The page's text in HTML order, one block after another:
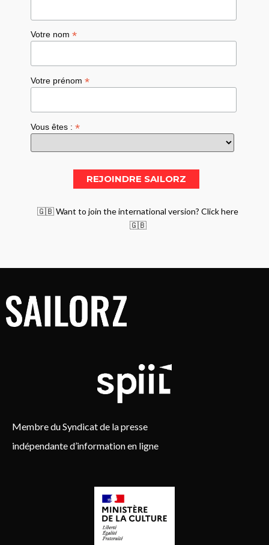
Votre nom*
Votre prénom*
Vous êtes :*
🇬🇧 Want to join the international version? Click here
🇬🇧
Membre du Syndicat de la presse
indépendante d’information en ligne